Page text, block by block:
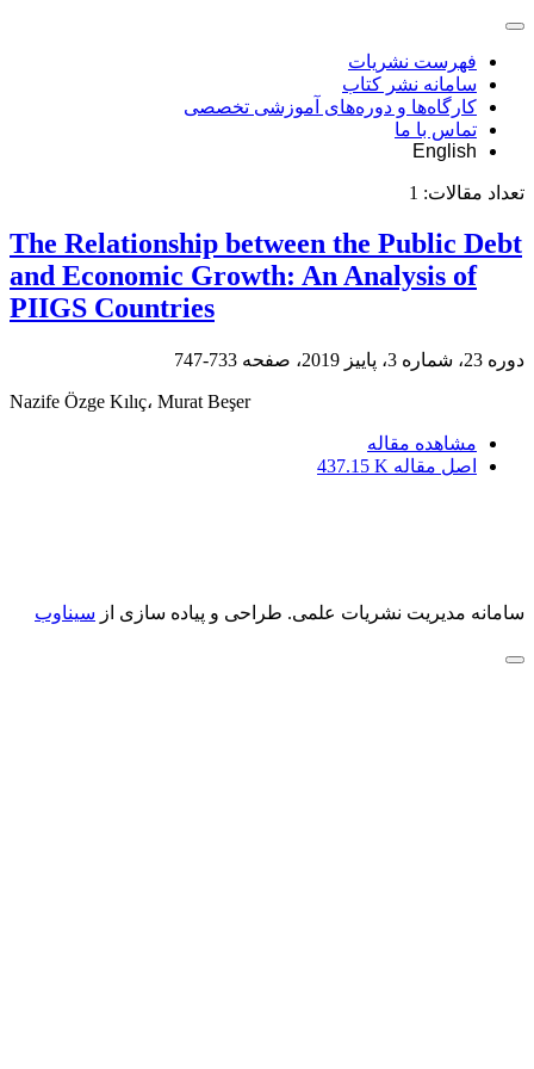
فهرست نشریات
سامانه نشر کتاب
کارگاه‌ها و دوره‌های آموزشی تخصصی
تماس با ما
English
تعداد مقالات: 1
The Relationship between the Public Debt
and Economic Growth: An Analysis of
PIIGS Countries
دوره 23، شماره 3، پاییز 2019، صفحه 733-747
Nazife Özge Kılıç، Murat Beşer
مشاهده مقاله
اصل مقاله 437.15 K
سامانه مدیریت نشریات علمی. طراحی و پیاده سازی از سیناوب